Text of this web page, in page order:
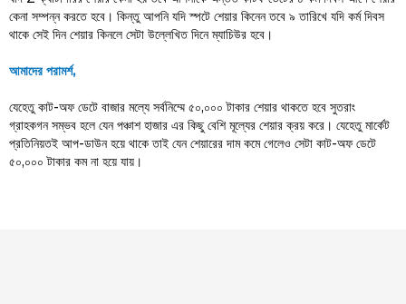
কেনা সম্পন্ন করতে হবে। কিন্তু আপনি যদি স্পটে শেয়ার কিনেন তবে ৯ তারিখে যদি কর্ম দিবস
থাকে সেই দিন শেয়ার কিনলে সেটা উল্লেখিত দিনে ম্যাচিউর হবে।
আমাদের পরামর্শ,
যেহেতু কাট-অফ ডেটে বাজার মল্যে সর্বনিম্মে ৫০,০০০ টাকার শেয়ার থাকতে হবে সুতরাং
গ্রাহকগন সম্ভব হলে যেন পঞ্চাশ হাজার এর কিছু বেশি মূল্যের শেয়ার ক্রয় করে। যেহেতু মার্কেট
প্রতিনিয়তই আপ-ডাউন হয়ে থাকে তাই যেন শেয়ারের দাম কমে গেলেও সেটা কাট-অফ ডেটে
৫০,০০০ টাকার কম না হয়ে যায়।